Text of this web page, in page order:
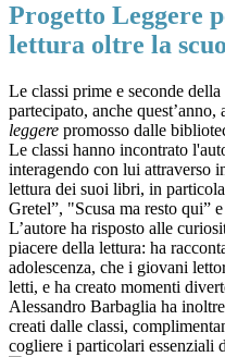
Progetto Leggere
lettura oltre la
Le classi prime e seconde
partecipato, anche quest’anno,
leggere promosso dalle
Le classi hanno incontrato
interagendo con lui attraverso
lettura dei suoi libri, in
Gretel”, "Scusa ma resto qui”
L’autore ha risposto alle
piacere della lettura: ha
adolescenza, che i giovani
letti, e ha creato momenti
Alessandro Barbaglia ha
creati dalle classi,
cogliere i particolari essenziali